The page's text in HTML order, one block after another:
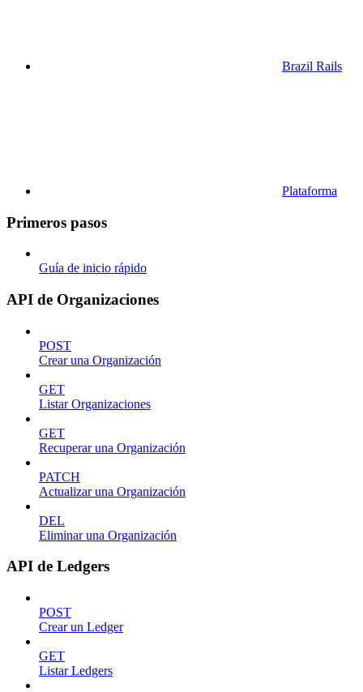
Brazil Rails
Plataforma
Primeros pasos
Guía de inicio rápido
API de Organizaciones
POST
Crear una Organización
GET
Listar Organizaciones
GET
Recuperar una Organización
PATCH
Actualizar una Organización
DEL
Eliminar una Organización
API de Ledgers
POST
Crear un Ledger
GET
Listar Ledgers